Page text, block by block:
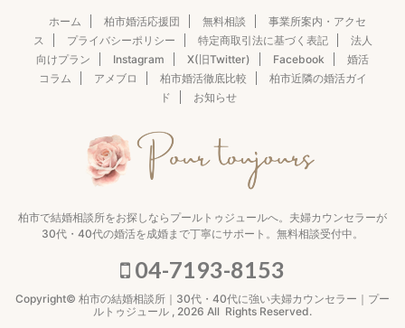
ホーム 柏市婚活応援団 無料相談
事業所案内・アクセ
ス
プライバシーポリシー 特定商取引法に基づく表記
法人
向けプラン
Instagram X(旧Twitter) Facebook
婚活
コラム
アメブロ 柏市婚活徹底比較
柏市近隣の婚活ガイ
ド
お知らせ
柏市で結婚相談所をお探しならプールトゥジュールへ。夫婦カウンセラーが
30代・40代の婚活を成婚まで丁寧にサポート。無料相談受付中。
04-7193-8153
Copyright© 柏市の結婚相談所｜30代・40代に強い夫婦カウンセラー｜プー
ルトゥジュール , 2026 All Rights Reserved.